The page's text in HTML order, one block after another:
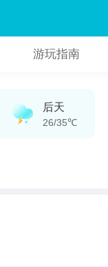
游玩指南
后天
26/35℃